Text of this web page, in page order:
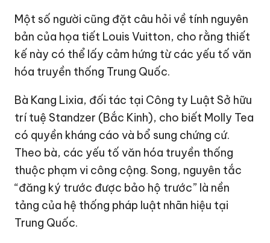
Một số người cũng đặt câu hỏi về tính nguyên
bản của họa tiết Louis Vuitton, cho rằng thiết
kế này có thể lấy cảm hứng từ các yếu tố văn
hóa truyền thống Trung Quốc.
Bà Kang Lixia, đối tác tại Công ty Luật Sở hữu
trí tuệ Standzer (Bắc Kinh), cho biết Molly Tea
có quyền kháng cáo và bổ sung chứng cứ.
Theo bà, các yếu tố văn hóa truyền thống
thuộc phạm vi công cộng. Song, nguyên tắc
“đăng ký trước được bảo hộ trước” là nền
tảng của hệ thống pháp luật nhãn hiệu tại
Trung Quốc.